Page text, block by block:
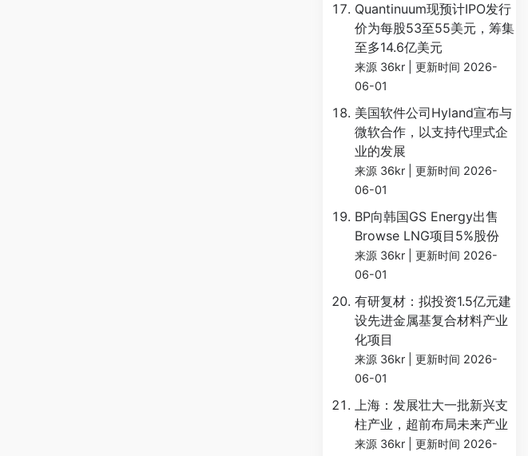
Quantinuum现预计IPO发行
价为每股53至55美元，筹集
至多14.6亿美元
来源 36kr
更新时间 2026-
06-01
美国软件公司Hyland宣布与
微软合作，以支持代理式企
业的发展
来源 36kr
更新时间 2026-
06-01
BP向韩国GS Energy出售
Browse LNG项目5%股份
来源 36kr
更新时间 2026-
06-01
有研复材：拟投资1.5亿元建
设先进金属基复合材料产业
化项目
来源 36kr
更新时间 2026-
06-01
上海：发展壮大一批新兴支
柱产业，超前布局未来产业
来源 36kr 更新时间 2026-